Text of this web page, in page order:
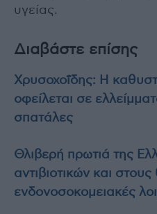
υγείας.
Διαβάστε επίσης
Χρυσοχοΐδης: Η
οφείλεται σε
σπατάλες
Θλιβερή πρωτιά της
αντιβιοτικών και
ενδονοσοκομειακές